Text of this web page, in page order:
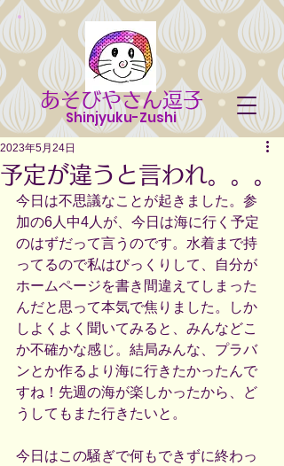
あそびやさん逗子
Shinjyuku-Zushi
予定が違うと言われ。。。
2023年5月24日
今日は不思議なことが起きました。参
加の6人中4人が、今日は海に行く予定
のはずだって言うのです。水着まで持
ってるので私はびっくりして、自分が
ホームページを書き間違えてしまった
んだと思って本気で焦りました。しか
しよくよく聞いてみると、みんなどこ
か不確かな感じ。結局みんな、プラバ
ンとか作るより海に行きたかったんで
すね！先週の海が楽しかったから、ど
うしてもまた行きたいと。
今日はこの騒ぎで何もできずに終わっ